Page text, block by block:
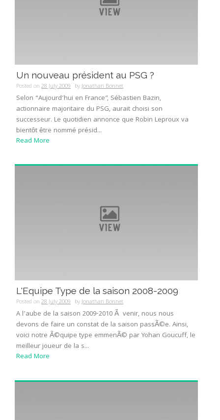
Un nouveau président au PSG ?
Posted on 28 July 2009 byJonathan Bonnet
Selon “Aujourd’hui en France”, Sébastien Bazin,
actionnaire majoritaire du PSG, aurait choisi son
successeur. Le quotidien annonce que Robin Leproux va
bientôt être nommé présid...
Read More
L'Equipe Type de la saison 2008-2009
Posted on 28 July 2009 byJonathan Bonnet
A l’aube de la saison 2009-2010 Ã venir, nous nous
devons de faire un constat de la saison passÃ©e. Ainsi,
voici notre Ã©quipe type emmenÃ© par Yohan Goucuff, le
meilleur joueur de la s...
Read More